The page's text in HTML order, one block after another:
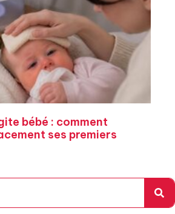
bébé : comment
ses premiers